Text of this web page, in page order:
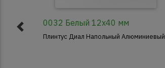
0032 Белый 12x40 мм
Плинтус Диал Напольный Алюминиевый